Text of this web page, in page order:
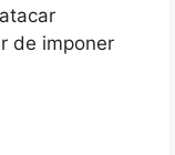
de imponer